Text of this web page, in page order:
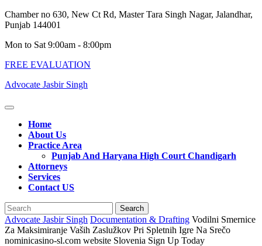
Skip
to
Chamber no 630, New Ct Rd, Master Tara Singh Nagar, Jalandhar,
Punjab 144001
Mon to Sat 9:00am - 8:00pm
FREE EVALUATION
Advocate Jasbir Singh
Open
ButtonHome
About Us
Practice Area
Punjab And Haryana High Court Chandigarh
Attorneys
Services
Contact US
Close
Button
Search
for:
Advocate Jasbir Singh Documentation & Drafting Vodilni Smernice
Za Maksimiranje Vaših Zaslužkov Pri Spletnih Igre Na Srečo
nominicasino-sl.com website Slovenia Sign Up Today